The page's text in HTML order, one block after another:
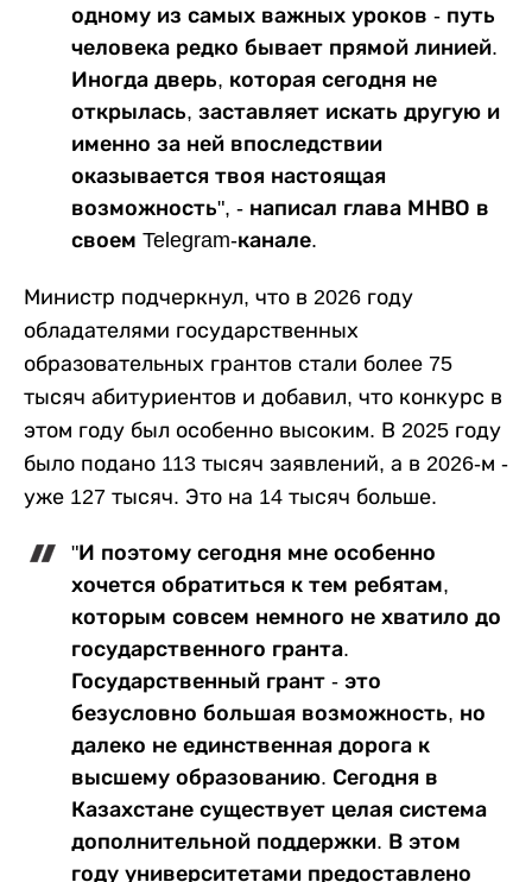
одному из самых важных уроков - путь
человека редко бывает прямой линией.
Иногда дверь, которая сегодня не
открылась, заставляет искать другую и
именно за ней впоследствии
оказывается твоя настоящая
возможность", - написал глава МНВО в
своем Telegram-канале.
Министр подчеркнул, что в 2026 году
обладателями государственных
образовательных грантов стали более 75
тысяч абитуриентов и добавил, что конкурс в
этом году был особенно высоким. В 2025 году
было подано 113 тысяч заявлений, а в 2026-м -
уже 127 тысяч. Это на 14 тысяч больше.
"И поэтому сегодня мне особенно
хочется обратиться к тем ребятам,
которым совсем немного не хватило до
государственного гранта.
Государственный грант - это
безусловно большая возможность, но
далеко не единственная дорога к
высшему образованию. Сегодня в
Казахстане существует целая система
дополнительной поддержки. В этом
году университетами предоставлено